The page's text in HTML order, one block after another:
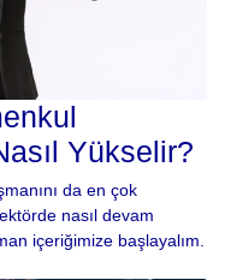
Yükselir?
da en çok
nasıl devam
içeriğimize başlayalım.